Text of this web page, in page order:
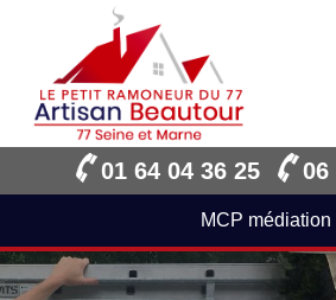
01 64 04 36 25 06
MCP médiation